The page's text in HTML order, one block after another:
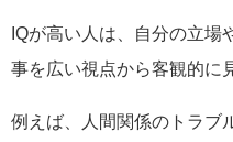
IQが高い人は、自分の立場
事を広い視点から客観的に
例えば、人間関係のトラブ